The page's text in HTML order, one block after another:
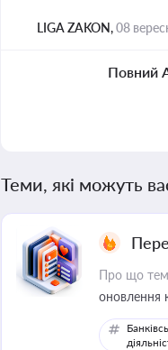
LIGA ZAKON,08
Повний
Теми, які можуть
Про що
оновлення